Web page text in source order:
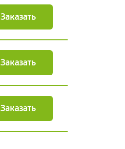
Заказать
Заказать
Заказать